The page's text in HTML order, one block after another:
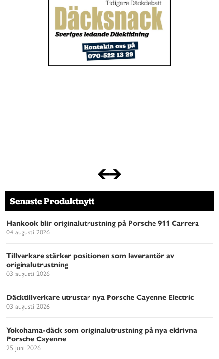
Senaste Produktnytt
Hankook blir originalutrustning på Porsche 911 Carrera
04 augusti 2026
Tillverkare stärker positionen som leverantör av
originalutrustning
03 augusti 2026
Däcktillverkare utrustar nya Porsche Cayenne Electric
03 augusti 2026
Yokohama-däck som originalutrustning på nya eldrivna
Porsche Cayenne
25 juni 2026